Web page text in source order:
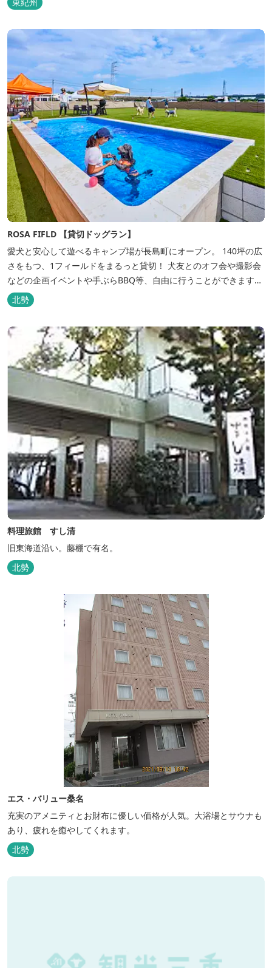
の日本文化を巡る冒険がここから始まります。 「年中みかんのとれ
るまち」にある当館は、ご宿泊のお客様にその時期に採れた旬の
「ウエルカムみかん」や無農薬野菜の...
東紀州
ROSA FIFLD 【貸切ドッグラン】
愛犬と安心して遊べるキャンプ場が長島町にオープン。 140坪の広
さをもつ、1フィールドをまるっと貸切！ 犬友とのオフ会や撮影会
などの企画イベントや手ぶらBBQ等、自由に行うことができます。
フードメニューも豊富で手ぶらでBBQを予算に合わせてお選びいた
だき、楽しんでいただくことがてぎます。 ドックランは全面人工芝
べ、エリア...
北勢
料理旅館 すし清
旧東海道沿い。藤棚で有名。
北勢
エス・バリュー桑名
充実のアメニティとお財布に優しい価格が人気。大浴場とサウナも
あり、疲れを癒やしてくれます。
北勢